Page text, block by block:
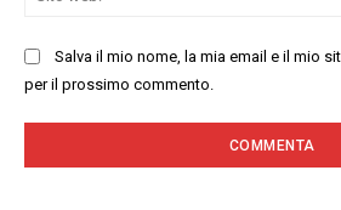
Salva il mio nome, la mia email e il mio
per il prossimo commento.